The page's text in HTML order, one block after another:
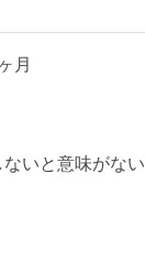
月
いと意味がない